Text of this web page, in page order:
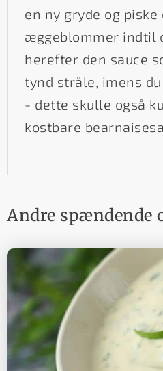
en ny gryde og piske
æggeblommer indtil
herefter den sauce
tynd stråle, imens
- dette skulle også
kostbare
Andre spændende